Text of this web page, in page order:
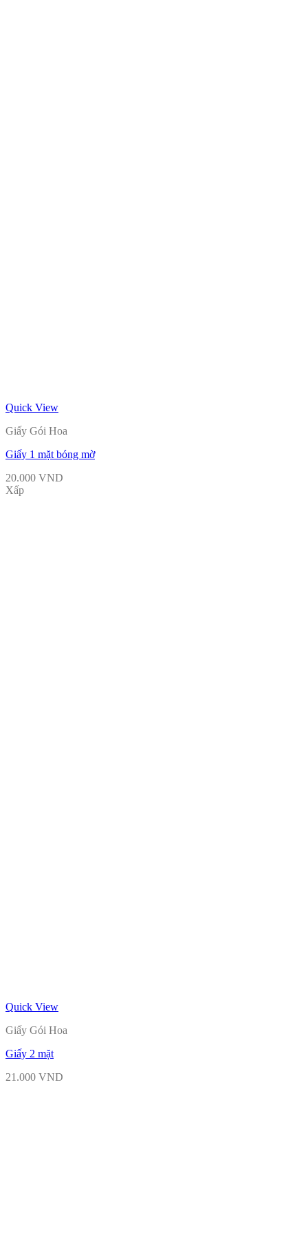
Quick View
Giấy Gói Hoa
Giấy 1 mặt bóng mờ
20.000 VND
Xấp
Quick View
Giấy Gói Hoa
Giấy 2 mặt
21.000 VND